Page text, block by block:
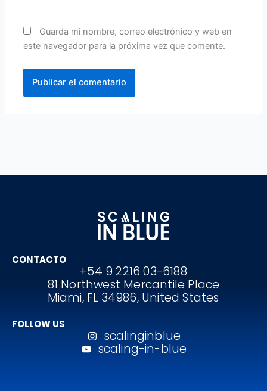
Guarda mi nombre, correo electrónico y web en
este navegador para la próxima vez que comente.
CONTACTO
+54 9 2216 03-6188
81 Northwest Mercantile Place
Miami, FL 34986, United States
FOLLOW US
scalinginblue
scaling-in-blue